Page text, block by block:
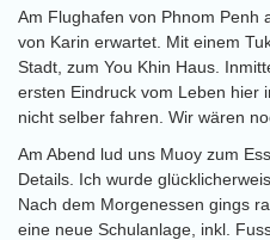
Am Flughafen von Phnom Penh
von Karin erwartet. Mit einem
Stadt, zum You Khin Haus.
ersten Eindruck vom Leben hier
nicht selber fahren. Wir wären
Am Abend lud uns Muoy zum
Details. Ich wurde
Nach dem Morgenessen gings
eine neue Schulanlage, inkl.